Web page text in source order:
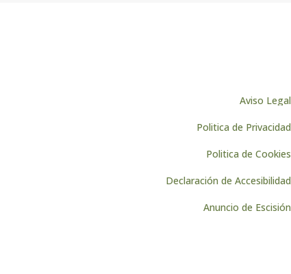
Aviso Legal
Politica de Privacidad
Politica de Cookies
Declaración de Accesibilidad
Anuncio de Escisión